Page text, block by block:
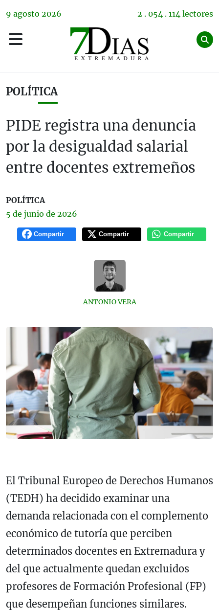
9 agosto 2026 2 . 054 . 114 lectores
POLÍTICA
PIDE registra una denuncia
por la desigualdad salarial
entre docentes extremeños
POLÍTICA
5 de junio de 2026
Compartir Compartir Compartir
ANTONIO VERA
El Tribunal Europeo de Derechos Humanos
(TEDH) ha decidido examinar una
demanda relacionada con el complemento
económico de tutoría que perciben
determinados docentes en Extremadura y
del que actualmente quedan excluidos
profesores de Formación Profesional (FP)
que desempeñan funciones similares.